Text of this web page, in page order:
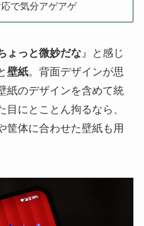
で気分アゲアゲ
ょっと微妙だな』と感じ
壁紙。背面デザインが思
紙のデザインを含めて統
にとことん拘るなら、
筐体に合わせた壁紙も用